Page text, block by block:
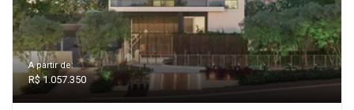
A partir de:
R$ 1.057.350